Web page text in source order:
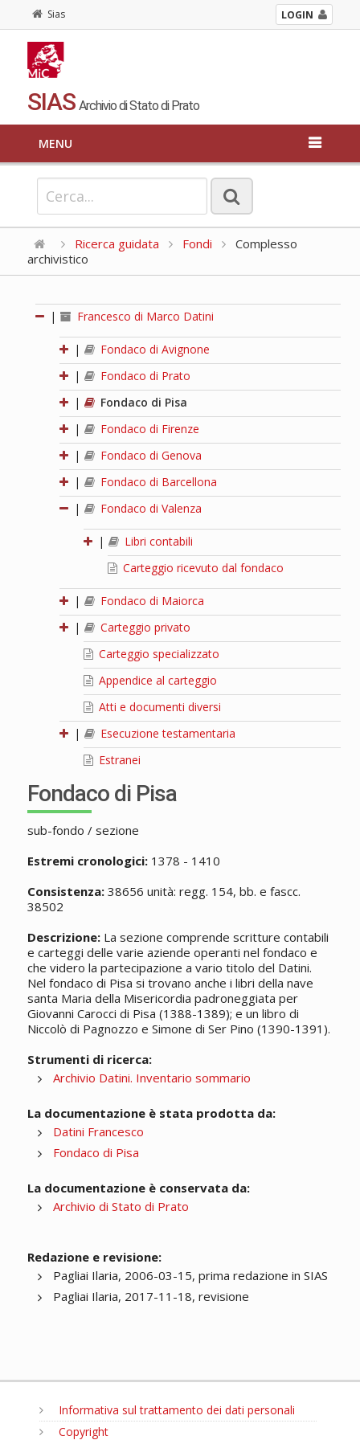
Sias LOGIN
SIAS Archivio di Stato di Prato
MENU
Ricerca guidata Fondi
Complesso
archivistico
| Francesco di Marco Datini
|
Fondaco di Avignone
|
Fondaco di Prato
|
Fondaco di Pisa
|
Fondaco di Firenze
|
Fondaco di Genova
|
Fondaco di Barcellona
|
Fondaco di Valenza
|
Libri contabili
Carteggio ricevuto dal fondaco
|
Fondaco di Maiorca
|
Carteggio privato
Carteggio specializzato
Appendice al carteggio
Atti e documenti diversi
|
Esecuzione testamentaria
Estranei
Fondaco di Pisa
sub-fondo / sezione
Estremi cronologici:1378 - 1410
Consistenza:38656 unità: regg. 154, bb. e fascc.
38502
Descrizione:La sezione comprende scritture contabili
e carteggi delle varie aziende operanti nel fondaco e
che videro la partecipazione a vario titolo del Datini.
Nel fondaco di Pisa si trovano anche i libri della nave
santa Maria della Misericordia padroneggiata per
Giovanni Carocci di Pisa (1388-1389); e un libro di
Niccolò di Pagnozzo e Simone di Ser Pino (1390-1391).
Strumenti di ricerca:
Archivio Datini. Inventario sommario
La documentazione è stata prodotta da:
Datini Francesco
Fondaco di Pisa
La documentazione è conservata da:
Archivio di Stato di Prato
Redazione e revisione:
Pagliai Ilaria, 2006-03-15, prima redazione in SIAS
Pagliai Ilaria, 2017-11-18, revisione
Informativa sul trattamento dei dati personali
Copyright